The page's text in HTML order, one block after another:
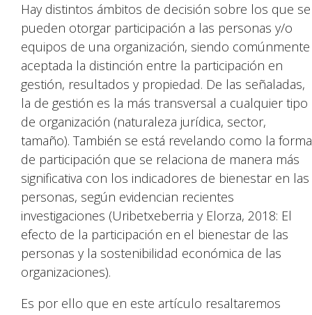
Hay distintos ámbitos de decisión sobre los que se
pueden otorgar participación a las personas y/o
equipos de una organización, siendo comúnmente
aceptada la distinción entre la participación en
gestión, resultados y propiedad. De las señaladas,
la de gestión es la más transversal a cualquier tipo
de organización (naturaleza jurídica, sector,
tamaño). También se está revelando como la forma
de participación que se relaciona de manera más
significativa con los indicadores de bienestar en las
personas, según evidencian recientes
investigaciones (Uribetxeberria y Elorza, 2018: El
efecto de la participación en el bienestar de las
personas y la sostenibilidad económica de las
organizaciones).
Es por ello que en este artículo resaltaremos